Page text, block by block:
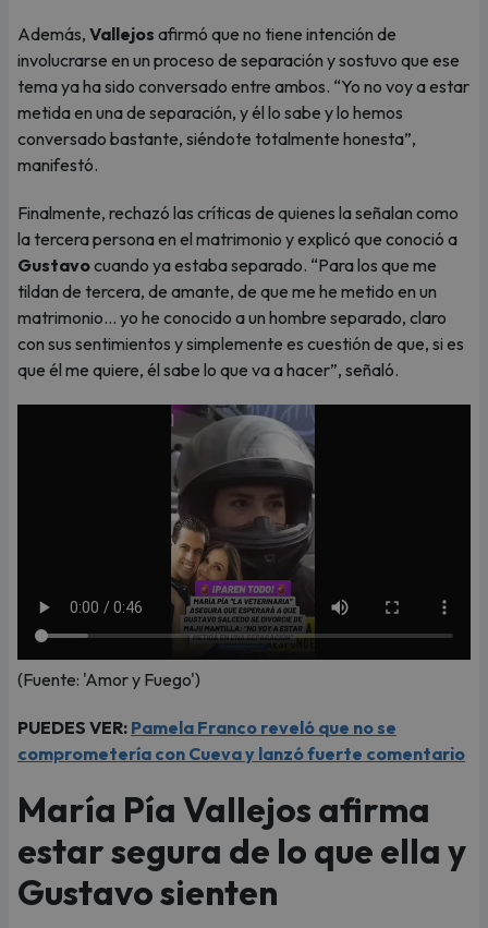
Además, Vallejos afirmó que no tiene intención de
involucrarse en un proceso de separación y sostuvo que ese
tema ya ha sido conversado entre ambos. “Yo no voy a estar
metida en una de separación, y él lo sabe y lo hemos
conversado bastante, siéndote totalmente honesta”,
manifestó.
Finalmente, rechazó las críticas de quienes la señalan como
la tercera persona en el matrimonio y explicó que conoció a
Gustavocuando ya estaba separado. “Para los que me
tildan de tercera, de amante, de que me he metido en un
matrimonio… yo he conocido a un hombre separado, claro
con sus sentimientos y simplemente es cuestión de que, si es
que él me quiere, él sabe lo que va a hacer”, señaló.
(Fuente: 'Amor y Fuego')
PUEDES VER: Pamela Franco reveló que no se
comprometería con Cueva y lanzó fuerte comentario
María Pía Vallejos afirma
estar segura de lo que ella y
Gustavo sienten